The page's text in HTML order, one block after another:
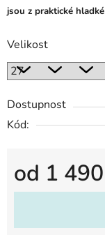
jsou z praktické
Velikost
Dostupnost
Kód:
od 1
Měrná cena: